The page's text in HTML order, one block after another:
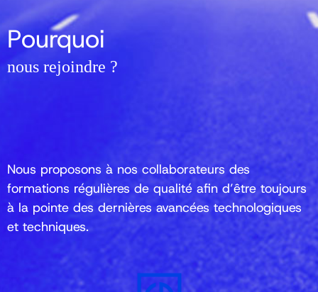
Pourquoi
nous rejoindre ?
Nous proposons à nos collaborateurs des
formations régulières de qualité afin d’être toujours
à la pointe des dernières avancées technologiques
et techniques.